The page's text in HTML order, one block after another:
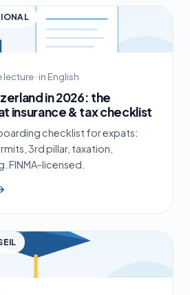
lecture · in English
in 2026: the
insurance & tax checklist
checklist for expats:
3rd pillar, taxation,
FINMA-licensed.